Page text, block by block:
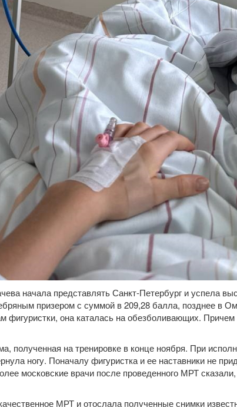
начала представлять Санкт-Петербург и успела
призером с суммой в 209,28 балла, позднее в
фигуристки, она каталась на обезболивающих.
полученная на тренировке в конце ноября. При
ногу. Поначалу фигуристка и ее наставники не
московские врачи после проведенного МРТ сказали,
МРТ и отослала полученные снимки